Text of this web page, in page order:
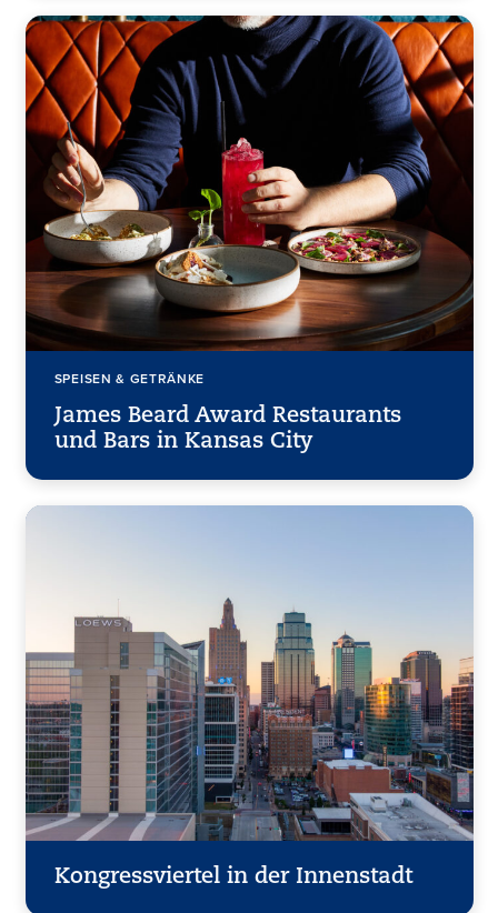
SPEISEN & GETRÄNKE
James Beard Award Restaurants
und Bars in Kansas City
Kongressviertel in der Innenstadt